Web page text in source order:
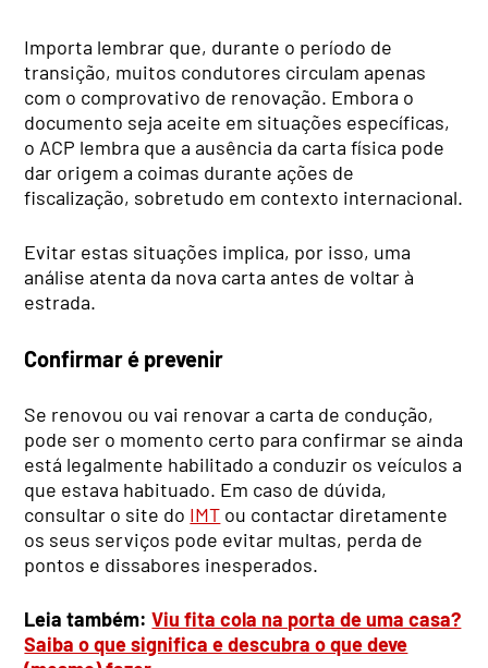
Importa lembrar que, durante o período de
transição, muitos condutores circulam apenas
com o comprovativo de renovação. Embora o
documento seja aceite em situações específicas,
o ACP lembra que a ausência da carta física pode
dar origem a coimas durante ações de
fiscalização, sobretudo em contexto internacional.
Evitar estas situações implica, por isso, uma
análise atenta da nova carta antes de voltar à
estrada.
Confirmar é prevenir
Se renovou ou vai renovar a carta de condução,
pode ser o momento certo para confirmar se ainda
está legalmente habilitado a conduzir os veículos a
que estava habituado. Em caso de dúvida,
consultar o site do IMT ou contactar diretamente
os seus serviços pode evitar multas, perda de
pontos e dissabores inesperados.
Leia também:Viu fita cola na porta de uma casa?
Saiba o que significa e descubra o que deve